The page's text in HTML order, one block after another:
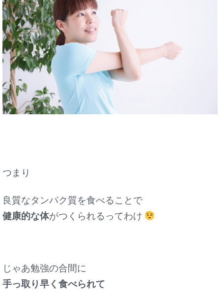
つまり
良質なタンパク質を食べることで
健康的な体がつくられるってわけ
じゃあ勉強の合間に
手っ取り早く食べられて